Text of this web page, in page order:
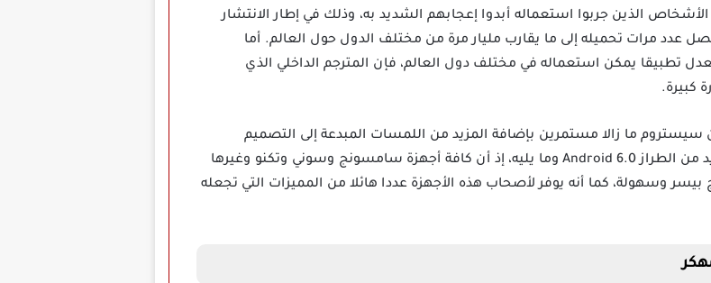
الذين جربوا استعماله أبدوا إعجابهم الشديد به، وذلك في إطار الانتشار
عدد مرات تحميله إلى ما يقارب مليار مرة من مختلف الدول حول العالم. أما
تطبيقا يمكن استعماله في مختلف دول العالم، فإن المترجم الداخلي الذي
كبيرة.
ما زالا مستمرين بإضافة المزيد من اللمسات المبدعة إلى التصميم
الرئيسي للتطبيق، والتوافق مع نظام تشغيل أندرويد من الطراز Android 6.0 وما يليه، إذ أن كافة أجهزة سامسونج وسوني وتكنو وغيرها
بيسر وسهولة، كما أنه يوفر لأصحاب هذه الأجهزة عددا هائلا من المميزات التي تجعله